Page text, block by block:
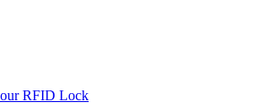
RFID Lock